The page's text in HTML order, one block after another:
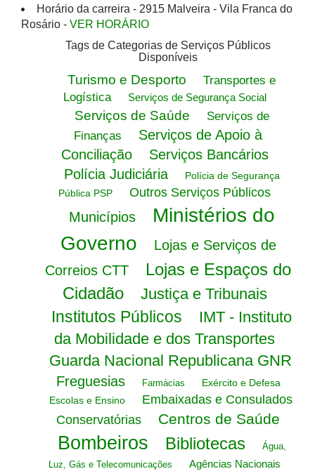
Horário da carreira - 2915 Malveira - Vila Franca do
Rosário - VER HORÁRIO
Tags de Categorias de Serviços Públicos
Disponíveis
Turismo e Desporto
Transportes e
Logística
Serviços de Segurança Social
Serviços de Saúde
Serviços de
Finanças
Serviços de Apoio à
Conciliação
Serviços Bancários
Polícia Judiciária
Polícia de Segurança
Pública PSP
Outros Serviços Públicos
Municípios
Ministérios do
Governo
Lojas e Serviços de
Correios CTT
Lojas e Espaços do
Cidadão
Justiça e Tribunais
Institutos Públicos
IMT - Instituto
da Mobilidade e dos Transportes
Guarda Nacional Republicana GNR
Freguesias Farmácias
Exército e Defesa
Escolas e Ensino
Embaixadas e Consulados
Conservatórias
Centros de Saúde
Bombeiros Bibliotecas
Água,
Luz, Gás e Telecomunicações
Agências Nacionais